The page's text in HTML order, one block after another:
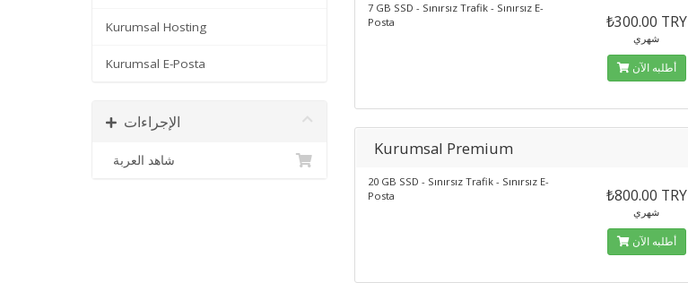
Kurumsal Hosting
Kurumsal E-Posta
الإجراءات
شاهد العربة
7 GB SSD - Sınırsız Trafik - Sınırsız E-
Posta
₺300.00 TRY
شهري
أطلبه الآن
Kurumsal Premium
20 GB SSD - Sınırsız Trafik - Sınırsız E-
Posta
₺800.00 TRY
شهري
أطلبه الآن